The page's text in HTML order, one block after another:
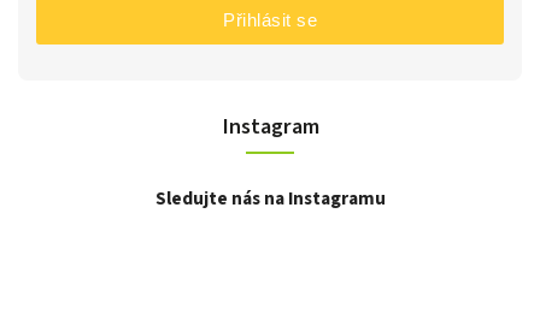
Instagram
Sledujte nás na Instagramu
Přihlásit se